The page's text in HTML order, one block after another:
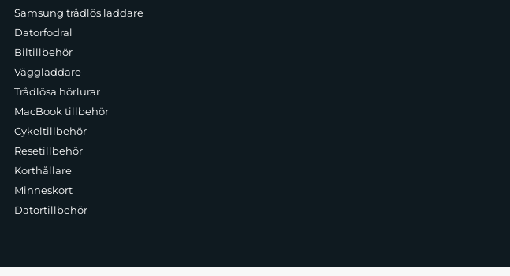
Samsung trådlös laddare
Datorfodral
Biltillbehör
Väggladdare
Trådlösa hörlurar
MacBook tillbehör
Cykeltillbehör
Resetillbehör
Korthållare
Minneskort
Datortillbehör